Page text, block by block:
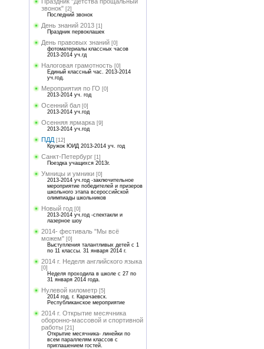
звонок" [2]
Последний звонок
День знаний 2013 [1]
Праздник первоклашек
День правовых знаний [0]
фотоматериалы классных часов
2013-2014 уч.гд
Налоговая грамотность [0]
Единый классный час. 2013-2014
уч.год.
Мероприятия по ГО [0]
2013-2014 уч. год
Осенний бал [0]
2013-2014 уч.год
Осенняя ярмарка [9]
2013-2014 уч.год
ПДД [12]
Кружок ЮИД 2013-2014 уч. год
Санкт-Петербург [1]
Поездка учащихся 2013г.
Умницы и умники [0]
2013-2014 уч.год -заключительное
мероприятие победителей и призеров
школьного этапа всероссийской
олимпиады школьников
Новый год [0]
2013-2014 уч.год -спектакли и
лазерное шоу
2014- фестиваль "Мы всё
можем" [0]
Выступления талантливых детей с 1
по 11 классы. 31 января 2014 г.
2014 г. Неделя английского языка
[0]
Неделя проходила в школе с 27 по
31 января 2014 года.
Нулевой километр [5]
2014 год. г. Карачаевск.
Республиканское мероприятие
2014 г. Открытие месячника
оборонно-массовой и спортивной
работы [21]
Открытие месячника- линейки по
всем параллелям классов с
приглашением гостей.